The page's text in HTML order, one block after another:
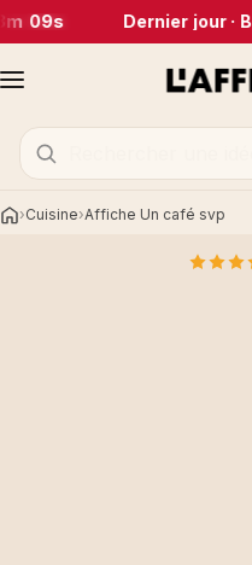
09s Dernier jour ·
AccueilCuisine Affiche Un café svp